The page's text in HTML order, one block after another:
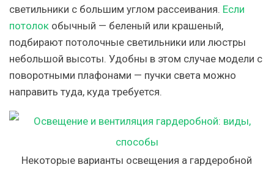
светильники с большим углом рассеивания. Если
потолок обычный — беленый или крашеный,
подбирают потолочные светильники или люстры
небольшой высоты. Удобны в этом случае модели с
поворотными плафонами — пучки света можно
направить туда, куда требуется.
Некоторые варианты освещения а гардеробной